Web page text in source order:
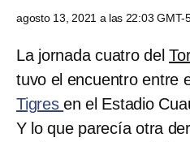
agosto 13, 2021 a las 22:03 GMT-
La jornada cuatro del
tuvo el encuentro entre
Tigresen el Estadio
Y lo que parecía otra